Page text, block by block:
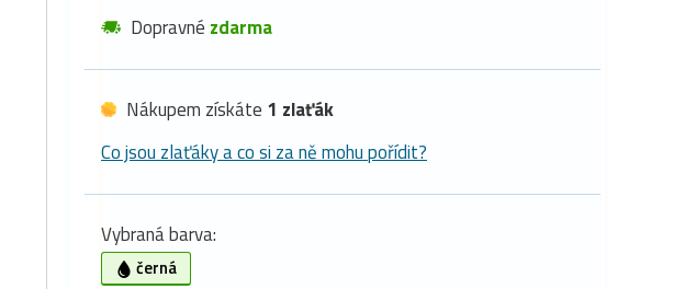
Dopravné zdarma
Nákupem získáte 1 zlaťák
Co jsou zlaťáky a co si za ně mohu pořídit?
Vybraná barva:
černá